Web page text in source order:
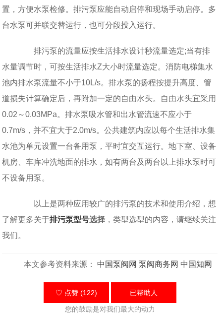
置，方便水泵检修。排污泵应能自动启停和现场手动启停。多
台水泵可并联交替运行，也可分段投入运行。
排污泵的流量应按生活排水设计秒流量选定;当有排
水量调节时，可按生活排水Z大小时流量选定。消防电梯集水
池内排水泵流量不小于10L/s。排水泵的扬程按提升高度、管
道损失计算确定后，再附加一定的自由水头。自由水头宜采用
0.02～0.03MPa。排水泵吸水管和出水管流速不应小于
0.7m/s，并不宜大于2.0m/s。公共建筑内应以每个生活排水集
水池为单元设置一台备用泵，平时宜交互运行。地下室、设备
机房、车库冲洗地面的排水，如有两台及两台以上排水泵时可
不设备用泵。
以上是两种应用较广的排污泵的技术和使用介绍，想
了解更多关于排污泵型号选择 ，类型选型的内容，请继续关注
我们。
本文参考资料来源： 中国泵阀网 泵阀商务网 中国知网
♡ 点赞 (122) 已帮助 人
您的鼓励是对我们最大的动力